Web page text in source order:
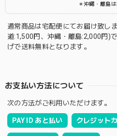
＊沖縄・離島
通常商品は宅配便にてお届け致し
道:1,500円、沖縄・離島:2,000円)
げで送料無料となります。
お支払い方法について
次の方法がご利用いただけます。
PAY ID あと払い クレジット